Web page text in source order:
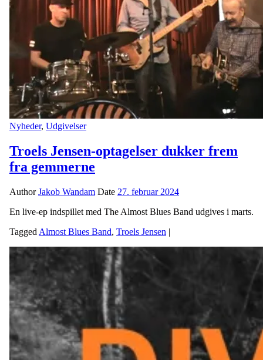
Nyheder, Udgivelser
Troels Jensen-optagelser dukker frem
fra gemmerne
AuthorJakob Wandam Date 27. februar 2024
En live-ep indspillet med The Almost Blues Band udgives i marts.
Tagged Almost Blues Band, Troels Jensen |